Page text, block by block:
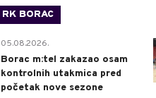
RK BORAC
05.08.2026.
Borac m:tel zakazao osam
kontrolnih utakmica pred
početak nove sezone